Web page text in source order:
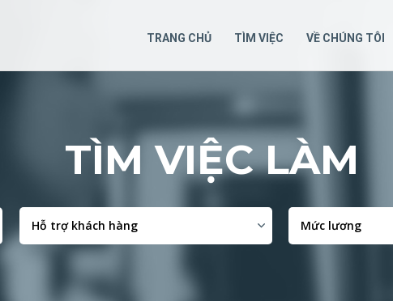
TRANG CHỦ TÌM VIỆC VỀ CHÚNG TÔI
TÌM VIỆC LÀM